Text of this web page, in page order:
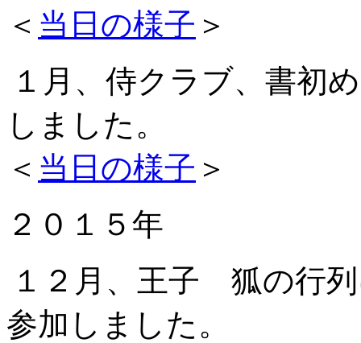
＜ 当日の様子 ＞
１月、侍クラブ、書初
しました。
＜ 当日の様子 ＞
２０１５年
１２月、王子 狐の行
参加しました。